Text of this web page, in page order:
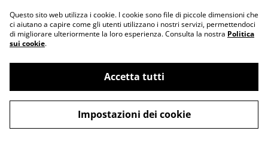
Privacy Policy
Cookie Policy
Questo sito web utilizza i cookie. I cookie sono file di piccole dimensioni che
ci aiutano a capire come gli utenti utilizzano i nostri servizi, permettendoci
di migliorare ulteriormente la loro esperienza. Consulta la nostra Politica
sui cookie.
Accetta tutti
Impostazioni dei cookie